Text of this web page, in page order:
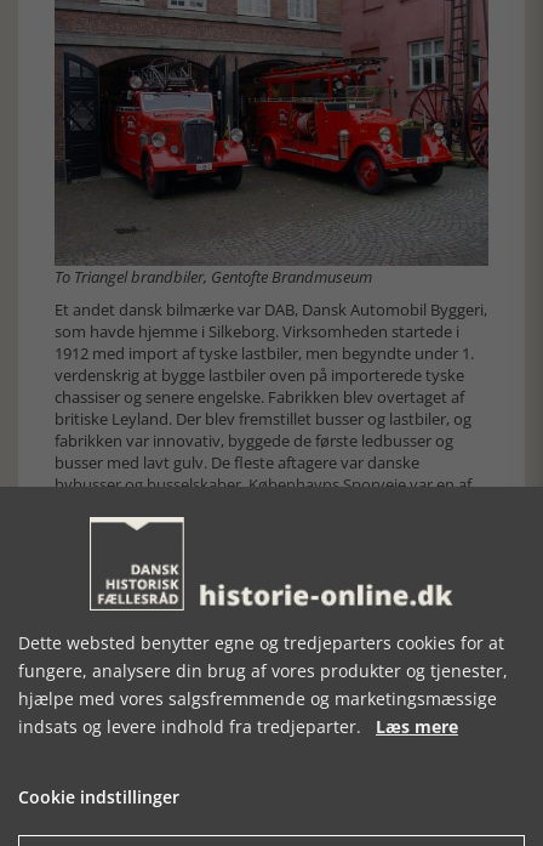
To Triangel brandbiler, Gentofte Brandmuseum
Et andet dansk bilmærke var DAB, Dansk Automobil Byggeri,
som havde hjemme i Silkeborg. Virksomheden startede i
1912 med import af tyske lastbiler, men begyndte under 1.
verdenskrig at bygge lastbiler oven på importerede tyske
chassiser og senere engelske. Fabrikken blev overtaget af
britiske Leyland. Der blev fremstillet busser og lastbiler, og
fabrikken var innovativ, byggede de første ledbusser og
busser med lavt gulv. De fleste aftagere var danske
bybusser og busselskaber. Københavns Sporveje var en af
DAB-busser til Københavns Sporveje under produktion i 1960-
Dette websted benytter egne og tredjeparters cookies for at
fungere, analysere din brug af vores produkter og tjenester,
hjælpe med vores salgsfremmende og marketingsmæssige
indsats og levere indhold fra tredjeparter. Læs mere
Cookie indstillinger